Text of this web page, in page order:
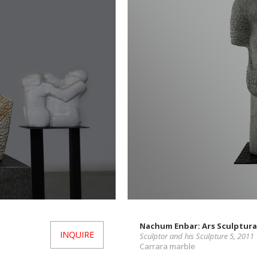
INQUIRE
Nachum Enbar: Ars Sculptura
Sculptor and his Sculpture 5, 2011
Carrara marble